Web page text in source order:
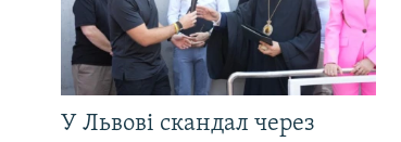
У Львові скандал через